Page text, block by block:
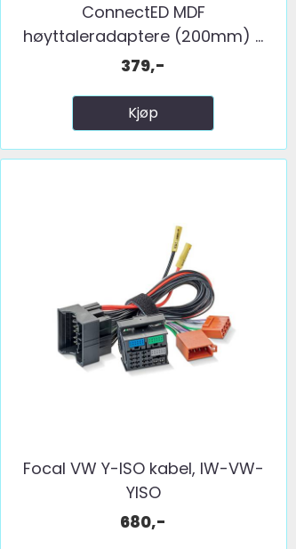
ConnectED MDF
høyttaleradaptere (200mm) ...
379,-
Kjøp
Focal VW Y-ISO kabel, IW-VW-
YISO
680,-